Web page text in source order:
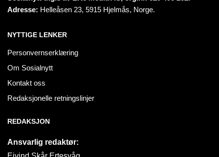
Adresse: Helleåsen 23, 5915 Hjelmås, Norge.
NYTTIGE LENKER
Personvernserklæring
Om Sosialnytt
Kontakt oss
Redaksjonelle retningslinjer
REDAKSJON
Ansvarlig redaktør: